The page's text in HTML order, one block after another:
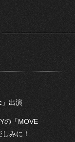
」出演
の「MOVE
みに！